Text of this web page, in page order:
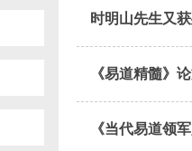
时明山先生又
《易道精髓》
《当代易道领